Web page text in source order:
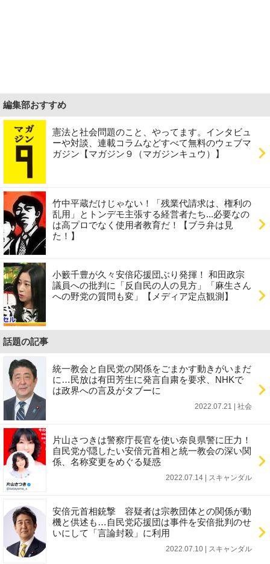
編集部おすすめ
憲法と社会問題のこと、やってます。インタビュ
ーや対談、連載コラムなどすべて無料のウェブマ
ガジン【マガジン９（マガジンキュウ）】
竹中平蔵だけじゃない！「残業代請求は、権利の
乱用」とトンデモ主張する経営者たち...必要なの
は高プロでなく使用者教育だ！【ブラ弁は見
た！】
小籔千豊が久々安倍応援団ぶり発揮！ 和田政宗
議員への批判に「反自民の人の見方」「麻生さん
への野党の質問も変」【メディア定点観測】
話題の記事
統一教会と自民党の関係をごまかす動きがいまだ
に…民放は有田芳生に発言自粛を要求、NHKで
は政界への言及がタブーに
2022.07.21 | 社会
片山さつきは警察庁長官を使い奈良県警に圧力！
自民党が隠したい安倍元首相と統一教会の深い関
係、名称変更をめぐる疑惑
2022.07.14 | スキャンダル
安倍元首相銃撃 容疑者は宗教団体との関係が動
機と供述も…自民党応援団は事件を安倍批判のせ
いにして「言論封殺」に利用
2022.07.10 | スキャンダル